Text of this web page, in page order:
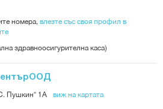
номера, влезте със своя профил в
здравноосигурителна каса)
Пушкин“ 1А виж на картата